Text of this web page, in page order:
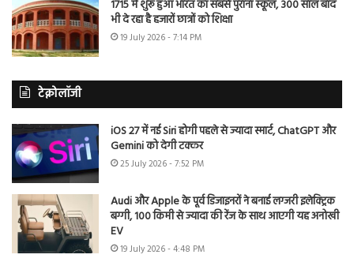
1715 में शुरू हुआ भारत का सबसे पुराना स्कूल, 300 साल बाद
भी दे रहा है हजारों छात्रों को शिक्षा
19 July 2026 - 7:14 PM
टेक्नोलॉजी
iOS 27 में नई Siri होगी पहले से ज्यादा स्मार्ट, ChatGPT और
Gemini को देगी टक्कर
25 July 2026 - 7:52 PM
Audi और Apple के पूर्व डिजाइनरों ने बनाई लग्जरी इलेक्ट्रिक
बग्गी, 100 किमी से ज्यादा की रेंज के साथ आएगी यह अनोखी
EV
19 July 2026 - 4:48 PM